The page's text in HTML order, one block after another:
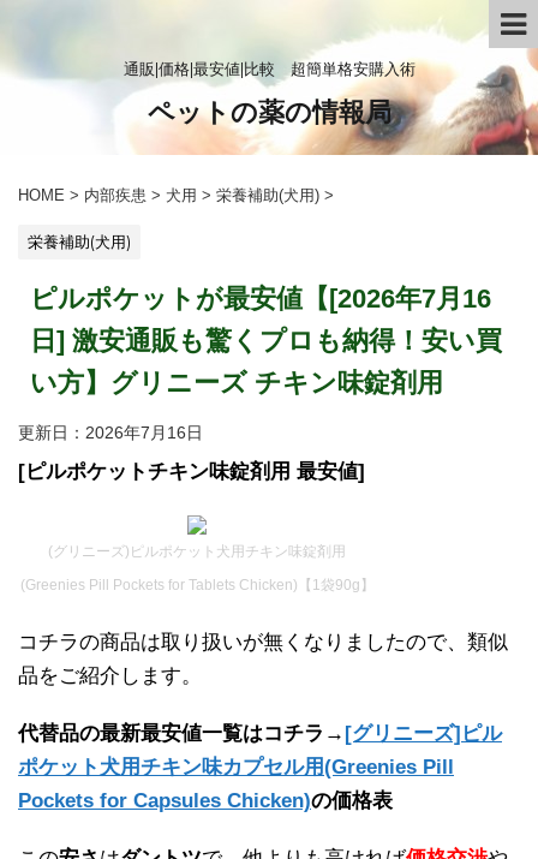
通販|価格|最安値|比較 超簡単格安購入術
ペットの薬の情報局
HOME > 内部疾患 > 犬用 > 栄養補助(犬用) >
栄養補助(犬用)
ピルポケットが最安値【[2026年7月16
日] 激安通販も驚くプロも納得！安い買
い方】グリニーズ チキン味錠剤用
更新日： 2026年7月16日
[ピルポケットチキン味錠剤用 最安値]
(グリニーズ)ピルポケット犬用チキン味錠剤用
(Greenies Pill Pockets for Tablets Chicken)【1袋90g】
コチラの商品は取り扱いが無くなりましたので、類似
品をご紹介します。
代替品の最新最安値一覧はコチラ→ [グリニーズ]ピル
ポケット犬用チキン味カプセル用(Greenies Pill
Pockets for Capsules Chicken)の価格表